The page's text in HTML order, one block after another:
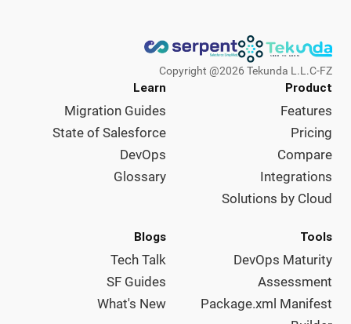
Copyright @2026 Tekunda L.L.C-FZ
Product
Features
Pricing
Compare
Integrations
Solutions by Cloud
Learn
Migration Guides
State of Salesforce
DevOps
Glossary
Tools
DevOps Maturity
Assessment
Package.xml Manifest
Blogs
Tech Talk
SF Guides
What's New